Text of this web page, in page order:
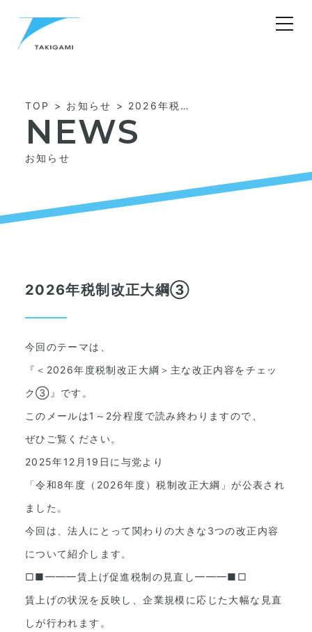
TOP > お知らせ > 2026年税制改正大綱③
NEWS
お知らせ
2026年税制改正大綱③
今回のテーマは、
『＜2026年度税制改正大綱＞主な改正内容をチェッ
ク③』です。
このメールは1～2分程度で読み終わりますので、
ぜひご覧ください。
2025年12月19日に与党より
「令和8年度（2026年度）税制改正大綱」が公表され
ました。
今回は、法人にとって関わりの大きな3つの改正内容
について紹介します。
□■━━━賃上げ促進税制の見直し━━━■□
賃上げの状況を反映し、企業規模に応じた大幅な見直
しが行われます。